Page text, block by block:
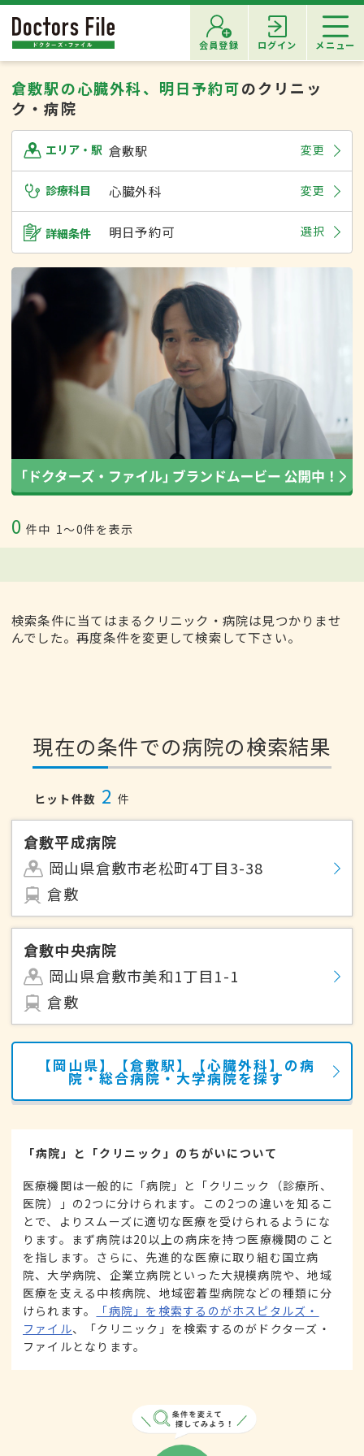
会員登録 ログイン メニュー
倉敷駅の心臓外科、明日予約可のクリニッ
ク・病院
エリア・駅 倉敷駅 変更
診療科目 心臓外科 変更
詳細条件 明日予約可 選択
0 件中 1〜0件を表示
検索条件に当てはまるクリニック・病院は見つかりませ
んでした。再度条件を変更して検索して下さい。
現在の条件での病院の検索結果
ヒット件数 2 件
倉敷平成病院
岡山県倉敷市老松町4丁目3-38
倉敷
倉敷中央病院
岡山県倉敷市美和1丁目1-1
倉敷
【岡山県】【倉敷駅】【心臓外科】の病
院・総合病院・大学病院を探す
「病院」と「クリニック」のちがいについて
医療機関は一般的に「病院」と「クリニック（診療所、
医院）」の2つに分けられます。この2つの違いを知るこ
とで、よりスムーズに適切な医療を受けられるようにな
ります。まず病院は20以上の病床を持つ医療機関のこと
を指します。さらに、先進的な医療に取り組む国立病
院、大学病院、企業立病院といった大規模病院や、地域
医療を支える中核病院、地域密着型病院などの種類に分
けられます。
「病院」を検索するのがホスピタルズ・
ファイル、「クリニック」を検索するのがドクターズ・
ファイルとなります。